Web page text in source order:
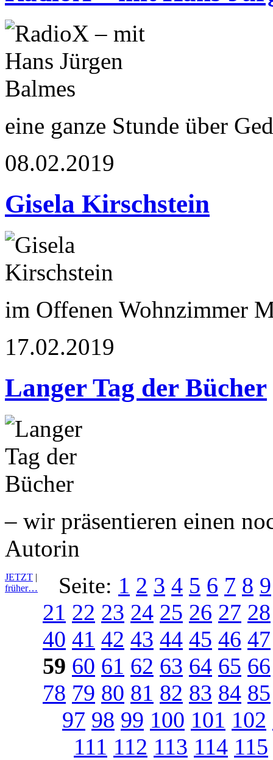
eine ganze Stunde über
08.02.2019
Gisela Kirschstein
im Offenen Wohnzimmer
17.02.2019
Langer Tag der Bücher
– wir präsentieren einen
Autorin
JETZT |
früher…
Seite: 1 2 3 4 5 6 7 8 9
21 22 23 24 25 26 27 28
40 41 42 43 44 45 46 47
59 60 61 62 63 64 65 66
78 79 80 81 82 83 84 85
97 98 99 100 101 102
111 112 113 114 115